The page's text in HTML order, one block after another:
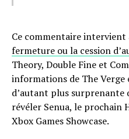
Ce commentaire
fermeture ou la cession
Theory, Double Fine et
informations de The Verge
d’autant plus surprenante
révéler Senua, le prochain
Xbox Games Showcase.